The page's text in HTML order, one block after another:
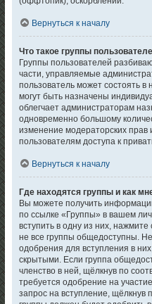
Вернуться к началу
Что такое группы
Группы пользователей
части, управляемые
пользователь может состоять в
могут быть назначены
облегчает администраторам
одновременно большому
изменение модераторских прав
пользователям доступа к
Вернуться к началу
Где находятся группы и как
Вы можете получить
по ссылке «Группы» в вашем
вступить в одну из них,
не все группы общедоступны.
одобрения для вступления в
скрытыми. Если группа
членство в ней, щёлкнув по
требуется одобрение на
запрос на вступление, щёлкнув